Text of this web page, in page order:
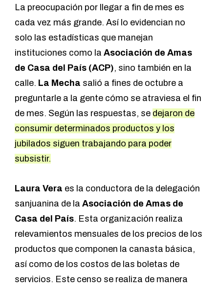
La preocupación por llegar a fin de mes es
cada vez más grande. Así lo evidencian no
solo las estadísticas que manejan
instituciones como la Asociación de Amas
de Casa del País (ACP), sino también en la
calle. La Mecha salió a fines de octubre a
preguntarle a la gente cómo se atraviesa el fin
de mes. Según las respuestas, se dejaron de
consumir determinados productos y los
jubilados siguen trabajando para poder
subsistir.
Laura Vera es la conductora de la delegación
sanjuanina de la Asociación de Amas de
Casa del País. Esta organización realiza
relevamientos mensuales de los precios de los
productos que componen la canasta básica,
así como de los costos de las boletas de
servicios. Este censo se realiza de manera